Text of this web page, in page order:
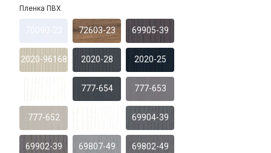
Пленка ПВХ
72603-23 69905-39
2020-96168 2020-28 2020-25
777-654 777-653
777-652 69904-39
69902-39 69807-49 69802-49